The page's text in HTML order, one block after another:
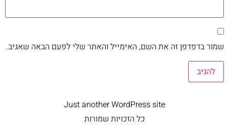
שמור בדפדפן זה את השם, האימייל והאתר שלי לפעם הבאה שאגיב.
Just another WordPress site
כל הזכויות שמורות